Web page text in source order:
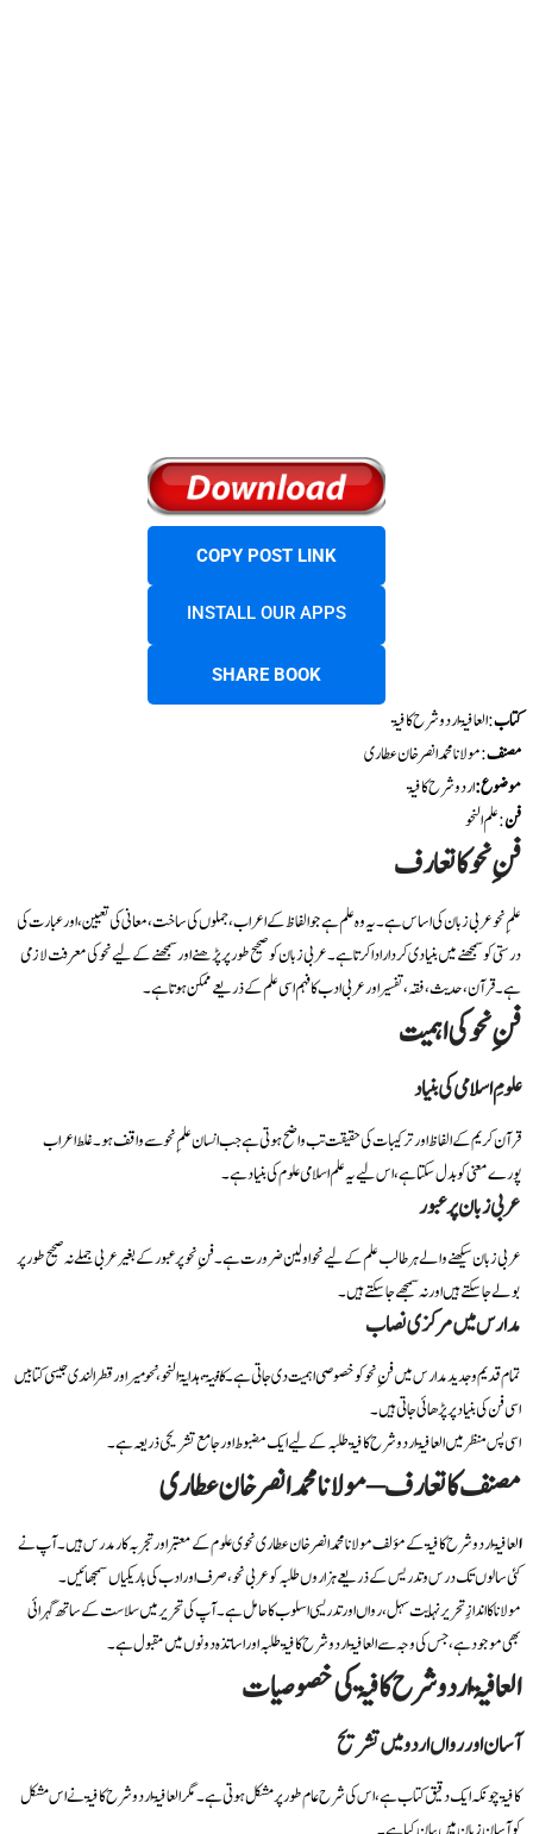
COPY POST LINK
INSTALL OUR APPS
SHARE BOOK
کتاب: العافیۃ اردو شرح کافیۃ
مصنف: مولانا محمد انصر خان عطاری
موضوع:اردو شرح کافیۃ
فن: علم النحو
فنِ نحو کا تعارف
علمِ نحو عربی زبان کی اساس ہے۔ یہ وہ علم ہے جو الفاظ کے اعراب، جملوں کی ساخت، معانی کی تعیین، اور عبارت کی
درستی کو سمجھنے میں بنیادی کردار ادا کرتا ہے۔ عربی زبان کو صحیح طور پر پڑھنے اور سمجھنے کے لیے نحو کی معرفت لازمی
ہے۔ قرآن، حدیث، فقہ، تفسیر اور عربی ادب کا فہم اسی علم کے ذریعے ممکن ہوتا ہے۔
فنِ نحو کی اہمیت
علومِ اسلامی کی بنیاد
قرآن کریم کے الفاظ اور ترکیبات کی حقیقت تب واضح ہوتی ہے جب انسان علمِ نحو سے واقف ہو۔ غلط اعراب
پورے معنی کو بدل سکتا ہے، اس لیے یہ علم اسلامی علوم کی بنیاد ہے۔
عربی زبان پر عبور
عربی زبان سیکھنے والے ہر طالب علم کے لیے نحو اولین ضرورت ہے۔ فنِ نحو پر عبور کے بغیر عربی جملے نہ صحیح طور پر
بولے جا سکتے ہیں اور نہ سمجھے جا سکتے ہیں۔
مدارس میں مرکزی نصاب
تمام قدیم و جدید مدارس میں فنِ نحو کو خصوصی اہمیت دی جاتی ہے۔کافیۃ، ہدایۃ النحو،نحو میراور قطر الندی جیسی کتابیں
اسی فن کی بنیاد پر پڑھائی جاتی ہیں۔
اسی پس منظر میں العافیۃ اردو شرح کافیۃطلبہ کے لیے ایک مضبوط اور جامع تشریحی ذریعہ ہے۔
مصنف کا تعارف – مولانا محمد انصر خان عطاری
العافیۃ اردو شرح کافیۃ کے مؤلف مولانا محمد انصر خان عطاری نحوی علوم کے معتبر اور تجربہ کار مدرس ہیں۔ آپ نے
کئی سالوں تک درس و تدریس کے ذریعے ہزاروں طلبہ کو عربی نحو، صرف اور ادب کی باریکیاں سمجھائیں۔
مولانا کا اندازِ تحریر نہایت سہل، رواں اور تدریسی اسلوب کا حامل ہے۔ آپ کی تحریر میں سلاست کے ساتھ گہرائی
بھی موجود ہے، جس کی وجہ سے العافیۃ اردو شرح کافیۃطلبہ اور اساتذہ دونوں میں مقبول ہے۔
العافیۃ اردو شرح کافیۃ کی خصوصیات
آسان اور رواں اردو میں تشریح
کافیۃ چونکہ ایک دقیق کتاب ہے، اس کی شرح عام طور پر مشکل ہوتی ہے۔ مگر العافیۃ اردو شرح کافیۃ نے اس مشکل